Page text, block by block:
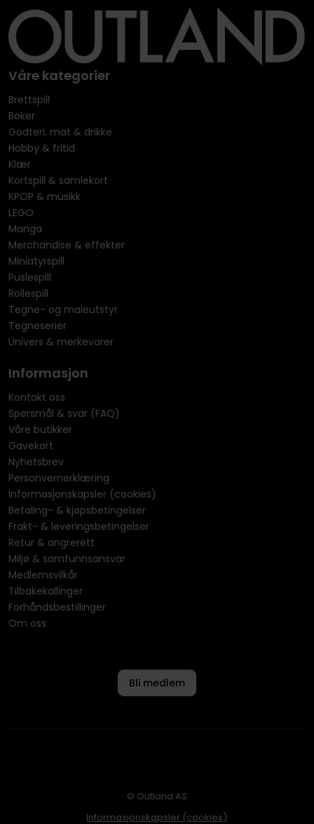
Våre kategorier
Brettspill
Bøker
Godteri, mat & drikke
Hobby & fritid
Klær
Kortspill & samlekort
KPOP & musikk
LEGO
Manga
Merchandise & effekter
Miniatyrspill
Puslespill
Rollespill
Tegne- og maleutstyr
Tegneserier
Univers & merkevarer
Informasjon
Kontakt oss
Spørsmål & svar (FAQ)
Våre butikker
Gavekort
Nyhetsbrev
Personvernerklæring
Informasjonskapsler (cookies)
Betaling- & kjøpsbetingelser
Frakt- & leveringsbetingelser
Retur & angrerett
Miljø & samfunnsansvar
Medlemsvilkår
Tilbakekallinger
Forhåndsbestillinger
Om oss
Bli medlem
© Outland AS
Informasjonskapsler (cookies)